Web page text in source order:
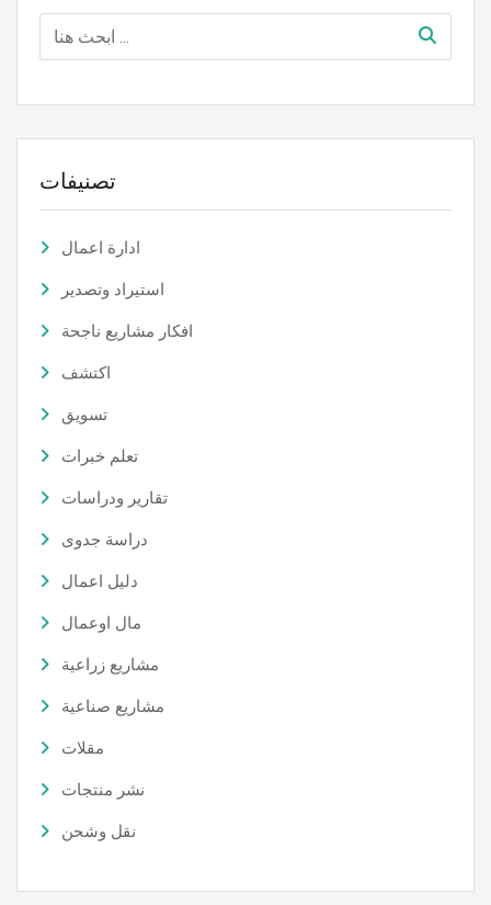
تصنيفات
ادارة اعمال
استيراد وتصدير
افكار مشاريع ناجحة
اكتشف
تسويق
تعلم خبرات
تقارير ودراسات
دراسة جدوى
دليل اعمال
مال اوعمال
مشاريع زراعية
مشاريع صناعية
مقلات
نشر منتجات
نقل وشحن